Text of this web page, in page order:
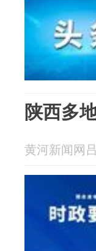
陕西多
黄河新闻网